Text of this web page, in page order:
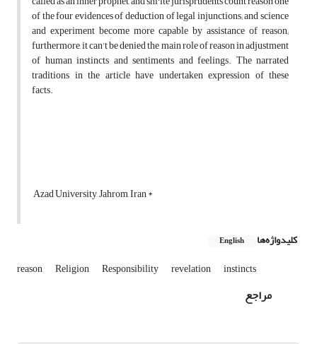
of the four evidences of deduction of legal injunctions; and science
and experiment become more capable by assistance of reason;
furthermore, it can’t be denied the main role of reason in adjustment
of human instincts and sentiments and feelings. The narrated
traditions in the article have undertaken expression of these
facts.
Azad University, Jahrom, Iran *
کلیدواژه‌ها English
reason Religion Responsibility revelation instincts
مراجع